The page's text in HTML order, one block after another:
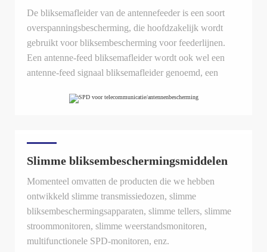
De bliksemafleider van de antennefeeder is een soort
overspanningsbescherming, die hoofdzakelijk wordt
gebruikt voor bliksembescherming voor feederlijnen.
Een antenne-feed bliksemafleider wordt ook wel een
antenne-feed signaal bliksemafleider genoemd, een
bliksemafleider, en een antenne-feed lijn bliksemafleider
maximale ontladingsstroom en andere parameters de
primaire overwegingen.
Slimme bliksembeschermingsmiddelen
Momenteel omvatten de producten die we hebben
ontwikkeld slimme transmissiedozen, slimme
bliksembeschermingsapparaten, slimme tellers, slimme
stroommonitoren, slimme weerstandsmonitoren,
multifunctionele SPD-monitoren, enz.